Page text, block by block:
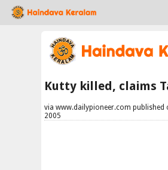
Kutty killed, claims
via www.dailypioneer.com published
2005